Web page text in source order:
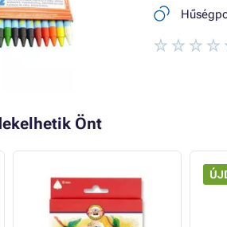
Önt